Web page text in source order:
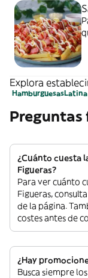
Explora
HamburguesasLatina
Preguntas
¿Cuánto cuesta
Figueras?
Para ver cuánto
Figueras,
de la página.
costes antes de
¿Hay
Busca siempre